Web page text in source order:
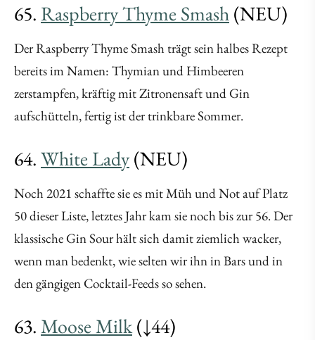
65. Raspberry Thyme Smash(NEU)
Der Raspberry Thyme Smash trägt sein halbes Rezept
bereits im Namen: Thymian und Himbeeren
zerstampfen, kräftig mit Zitronensaft und Gin
aufschütteln, fertig ist der trinkbare Sommer.
64.White Lady(NEU)
Noch 2021 schaffte sie es mit Müh und Not auf Platz
50 dieser Liste, letztes Jahr kam sie noch bis zur 56. Der
klassische Gin Sour hält sich damit ziemlich wacker,
wenn man bedenkt, wie selten wir ihn in Bars und in
den gängigen Cocktail-Feeds so sehen.
63.Moose Milk(↓44)